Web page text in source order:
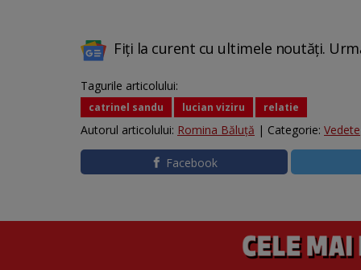
Fiți la curent cu ultimele noutăți.
Tagurile articolului:
catrinel sandu lucian viziru relatie
Autorul articolului: Romina Băluță | Categorie: Vedete
Facebook